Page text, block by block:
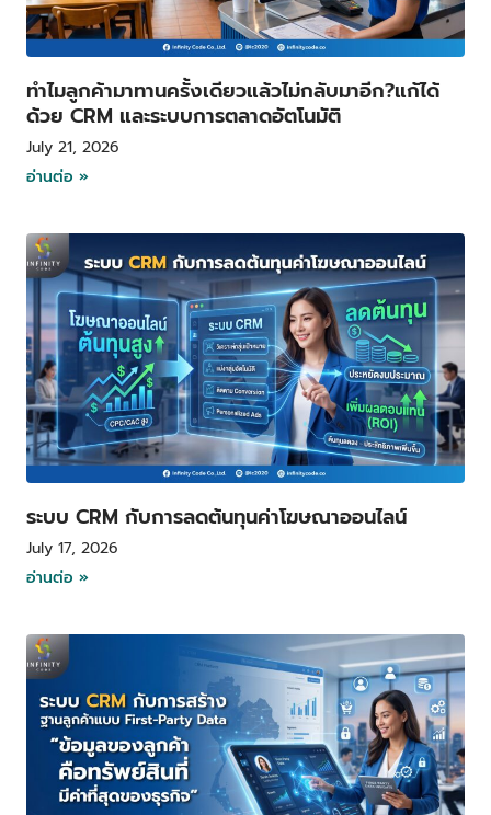
ทำไมลูกค้ามาทานครั้งเดียวแล้วไม่กลับมาอีก?แก้ได้
ด้วย CRM และระบบการตลาดอัตโนมัติ
July 21, 2026
อ่านต่อ »
ระบบ CRM กับการลดต้นทุนค่าโฆษณาออนไลน์
July 17, 2026
อ่านต่อ »